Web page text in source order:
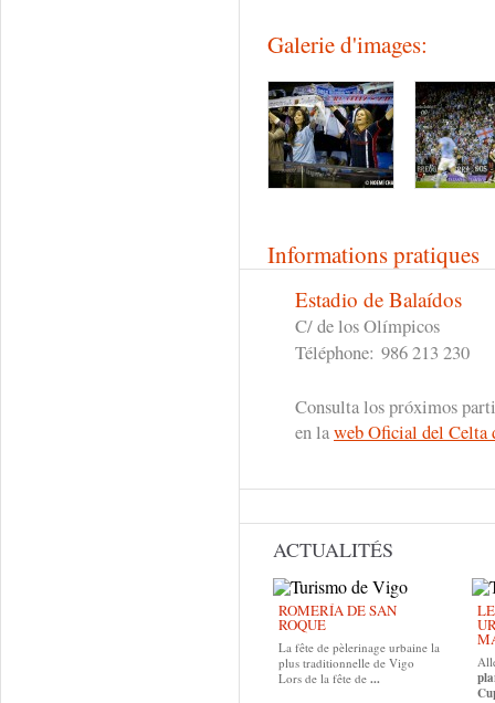
Galerie d'images:
Informations pratiques
Estadio de Balaídos
C/ de los Olímpicos
Téléphone: 986 213 230
Consulta los próximos
en laweb Oficial del Celta
ACTUALITÉS
ROMERÍA DE SAN
ROQUE
La fête de pèlerinage urbaine la
plus traditionnelle de Vigo
Lors de la fête de ...